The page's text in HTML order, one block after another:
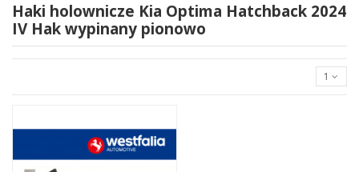
Haki holownicze Kia Optima Hatchback 2024
IV Hak wypinany pionowo
1